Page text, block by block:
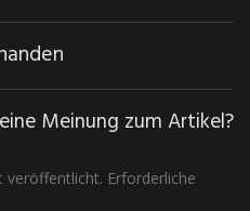
Meinung zum Artikel?
veröffentlicht. Erforderliche